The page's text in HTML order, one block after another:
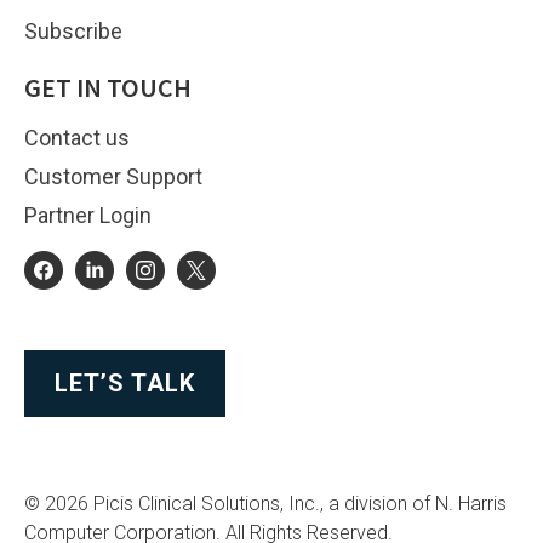
Subscribe
GET IN TOUCH
Contact us
Customer Support
Partner Login
LET’S TALK
© 2026 Picis Clinical Solutions, Inc., a division of N. Harris
Computer Corporation. All Rights Reserved.